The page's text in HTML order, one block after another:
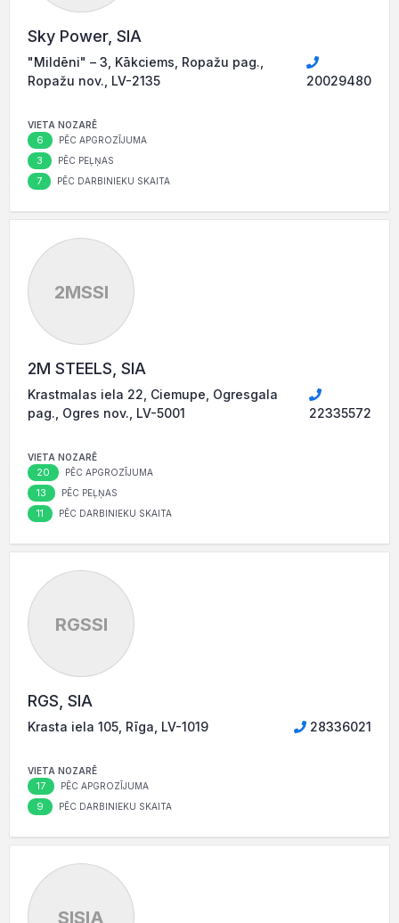
Sky Power, SIA
"Mildēni" – 3, Kākciems, Ropažu pag.,
Ropažu nov., LV-2135
20029480
VIETA NOZARĒ
6 PĒC APGROZĪJUMA
3 PĒC PEĻŅAS
7 PĒC DARBINIEKU SKAITA
2MSSI
2M STEELS, SIA
Krastmalas iela 22, Ciemupe, Ogresgala
pag., Ogres nov., LV-5001
22335572
VIETA NOZARĒ
20 PĒC APGROZĪJUMA
13 PĒC PEĻŅAS
11 PĒC DARBINIEKU SKAITA
RGSSI
RGS, SIA
Krasta iela 105, Rīga, LV-1019 28336021
VIETA NOZARĒ
17 PĒC APGROZĪJUMA
9 PĒC DARBINIEKU SKAITA
SlSIA